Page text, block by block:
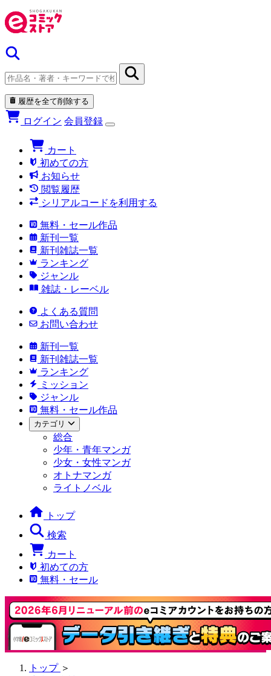
履歴を全て削除する
ログイン 会員登録
カート
初めての方
お知らせ
閲覧履歴
シリアルコードを利用する
無料・セール作品
新刊一覧
新刊雑誌一覧
ランキング
ジャンル
雑誌・レーベル
よくある質問
お問い合わせ
新刊一覧
新刊雑誌一覧
ランキング
ミッション
ジャンル
無料・セール作品
カテゴリ
総合
少年・青年マンガ
少女・女性マンガ
オトナマンガ
ライトノベル
トップ
検索
カート
初めての方
無料・セール
トップ ＞